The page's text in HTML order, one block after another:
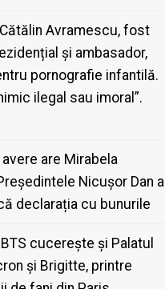
Avramescu, fost
și ambasador,
pornografie infantilă.
ilegal sau imoral”.
are Mirabela
Nicușor Dan a
declarația cu bunurile
cucerește și Palatul
și Brigitte, printre